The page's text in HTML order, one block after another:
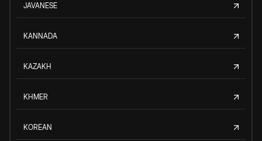
JAVANESE
KANNADA
KAZAKH
KHMER
KOREAN